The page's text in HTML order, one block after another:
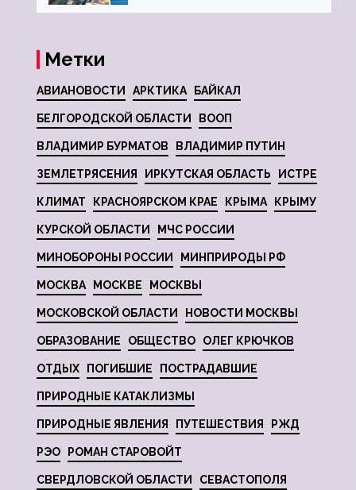
Метки
АВИАНОВОСТИ АРКТИКА БАЙКАЛ
БЕЛГОРОДСКОЙ ОБЛАСТИ ВООП
ВЛАДИМИР БУРМАТОВ ВЛАДИМИР ПУТИН
ЗЕМЛЕТРЯСЕНИЯ ИРКУТСКАЯ ОБЛАСТЬ ИСТРЕ
КЛИМАТ КРАСНОЯРСКОМ КРАЕ КРЫМА КРЫМУ
КУРСКОЙ ОБЛАСТИ МЧС РОССИИ
МИНОБОРОНЫ РОССИИ МИНПРИРОДЫ РФ
МОСКВА МОСКВЕ МОСКВЫ
МОСКОВСКОЙ ОБЛАСТИ НОВОСТИ МОСКВЫ
ОБРАЗОВАНИЕ ОБЩЕСТВО ОЛЕГ КРЮЧКОВ
ОТДЫХ ПОГИБШИЕ ПОСТРАДАВШИЕ
ПРИРОДНЫЕ КАТАКЛИЗМЫ
ПРИРОДНЫЕ ЯВЛЕНИЯ ПУТЕШЕСТВИЯ РЖД
РЭО РОМАН СТАРОВОЙТ
СВЕРДЛОВСКОЙ ОБЛАСТИ СЕВАСТОПОЛЯ